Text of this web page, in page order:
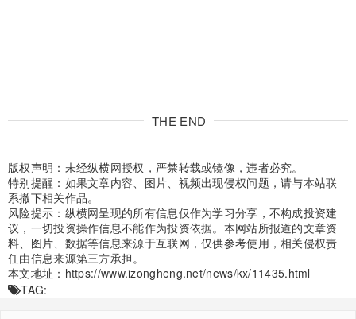
THE END
版权声明：未经纵横网授权，严禁转载或镜像，违者必究。
特别提醒：如果文章内容、图片、视频出现侵权问题，请与本站联
系撤下相关作品。
风险提示：纵横网呈现的所有信息仅作为学习分享，不构成投资建
议，一切投资操作信息不能作为投资依据。本网站所报道的文章资
料、图片、数据等信息来源于互联网，仅供参考使用，相关侵权责
任由信息来源第三方承担。
本文地址： https://www.izongheng.net/news/kx/11435.html
TAG: